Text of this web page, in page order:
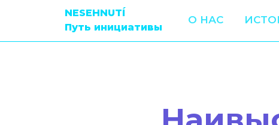
NESEHNUTÍ
Путь инициативы
О НАС